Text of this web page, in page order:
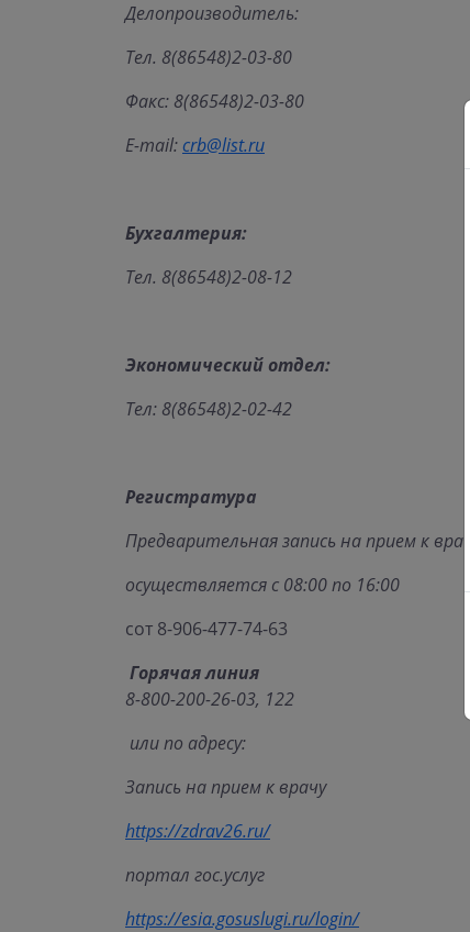
Делопроизводитель:
Тел. 8(86548)2-03-80
Факс: 8(86548)2-03-80
E-mail:crb@list.ru
Бухгалтерия:
Тел. 8(86548)2-08-12
Экономический отдел:
Тел: 8(86548)2-02-42
Регистратура
Предварительная запись на прием к врачу
осуществляется с 08:00 по 16:00
сот 8-906-477-74-63
Горячая линия
8-800-200-26-03, 122
или по адресу:
Запись на прием к врачу
https://zdrav26.ru/
портал гос.услуг
https://esia.gosuslugi.ru/login/